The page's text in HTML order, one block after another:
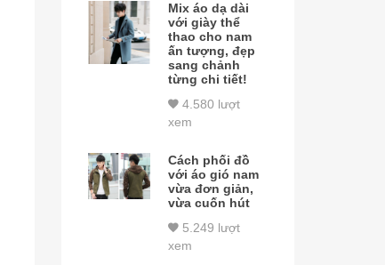
Mix áo dạ dài
với giày thể
thao cho nam
ấn tượng, đẹp
sang chảnh
từng chi tiết!
4.580 lượt
xem
Cách phối đồ
với áo gió nam
vừa đơn giản,
vừa cuốn hút
5.249 lượt
xem